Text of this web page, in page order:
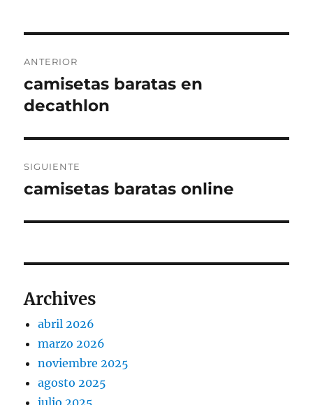
de
entradas
ANTERIOR
Entrada
anterior:
camisetas baratas en
decathlon
SIGUIENTE
Entrada
camisetas baratas online
Archives
abril 2026
marzo 2026
noviembre 2025
agosto 2025